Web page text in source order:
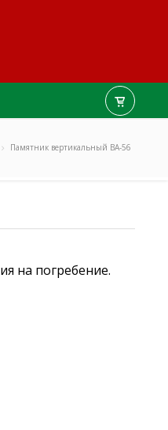
Памятник вертикальный ВА-56
на погребение.